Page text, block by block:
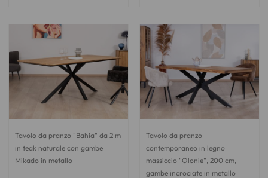
Tavolo da pranzo "Bahia" da 2 m
in teak naturale con gambe
Mikado in metallo
Tavolo da pranzo
contemporaneo in legno
massiccio "Olonie", 200 cm,
gambe incrociate in metallo